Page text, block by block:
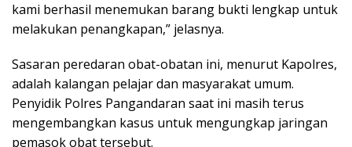
kami berhasil menemukan barang bukti lengkap untuk
melakukan penangkapan,” jelasnya.
Sasaran peredaran obat-obatan ini, menurut Kapolres,
adalah kalangan pelajar dan masyarakat umum.
Penyidik Polres Pangandaran saat ini masih terus
mengembangkan kasus untuk mengungkap jaringan
pemasok obat tersebut.